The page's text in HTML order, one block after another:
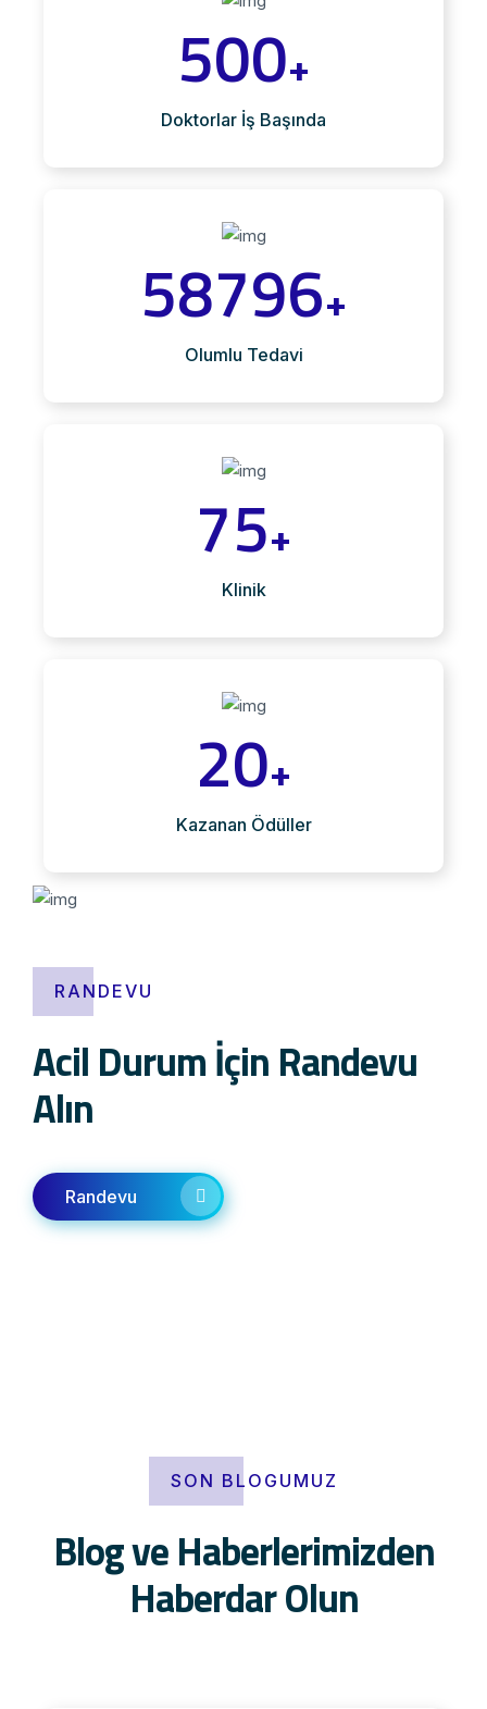
500+
Doktorlar İş Başında
58796+
Olumlu Tedavi
75+
Klinik
20+
Kazanan Ödüller
RANDEVU
Acil Durum İçin Randevu
Alın
Randevu
SON BLOGUMUZ
Blog ve Haberlerimizden
Haberdar Olun